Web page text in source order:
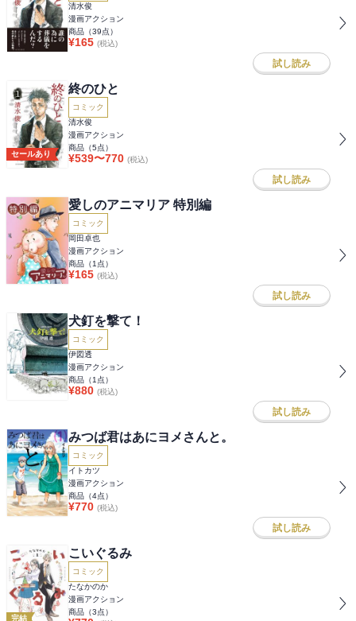
清水俊
漫画アクション
商品（39点）
¥165 (税込)
試し読み
セールあり
終のひと
コミック
清水俊
漫画アクション
商品（5点）
¥539〜770 (税込)
試し読み
愛しのアニマリア 特別編
コミック
岡田卓也
漫画アクション
商品（1 点）
¥165 (税込)
試し読み
犬釘を撃て！
コミック
伊図透
漫画アクション
商品（1 点）
¥880 (税込)
試し読み
みつば君はあにヨメさんと。
コミック
イトカツ
漫画アクション
商品（4点）
¥770 (税込)
試し読み
完結
こいぐるみ
コミック
たなかのか
漫画アクション
商品（3点）